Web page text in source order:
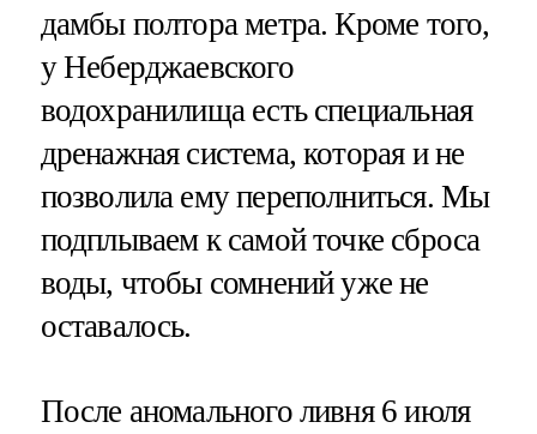
дамбы полтора метра. Кроме того,
у Неберджаевского
водохранилища есть специальная
дренажная система, которая и не
позволила ему переполниться. Мы
подплываем к самой точке сброса
воды, чтобы сомнений уже не
оставалось.
После аномального ливня 6 июля